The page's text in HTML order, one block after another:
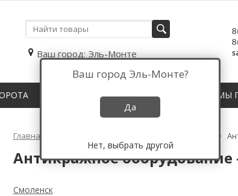
Ваш город: Эль-Монте
Ваш город Эль-Монте?
Да
Нет, выбрать другой
СЧЁТЧИКИ, ДАТЧИКИ И СИСТЕМЫ
Главная
Антикражное оборудование
Смоленск